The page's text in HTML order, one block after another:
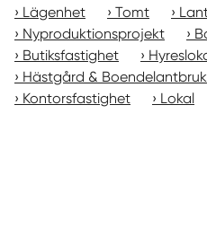
Lägenhet
Tomt
Nyproduktionsprojekt
Butiksfastighet
Hästgård & Boendelantbruk
Kontorsfastighet
Lokal